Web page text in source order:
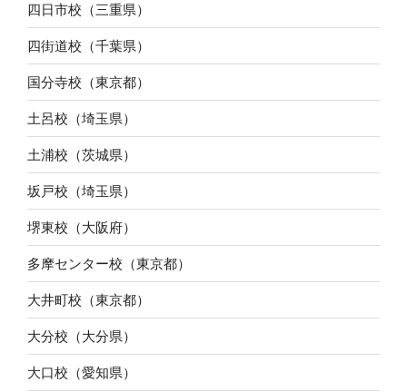
四日市校（三重県）
四街道校（千葉県）
国分寺校（東京都）
土呂校（埼玉県）
土浦校（茨城県）
坂戸校（埼玉県）
堺東校（大阪府）
多摩センター校（東京都）
大井町校（東京都）
大分校（大分県）
大口校（愛知県）